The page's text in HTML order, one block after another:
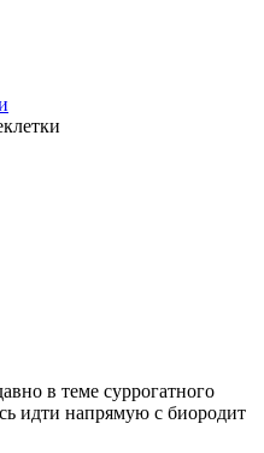
в теме суррогатного
идти напрямую с биородит